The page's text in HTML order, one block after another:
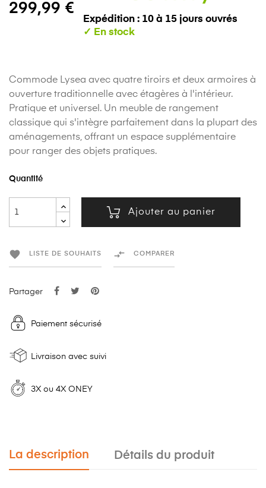
299,99 €
Expédition : 10 à 15 jours ouvrés
Commode Lysea avec quatre tiroirs et deux armoires à
ouverture traditionnelle avec étagères à l'intérieur.
Pratique et universel. Un meuble de rangement
classique qui s'intègre parfaitement dans la plupart des
aménagements, offrant un espace supplémentaire
pour ranger des objets pratiques.
Quantité
Ajouter au panier
 LISTE DE SOUHAITS  COMPARER
Partager
Paiement sécurisé
Livraison avec suivi
3X ou 4X ONEY
La description Détails du produit